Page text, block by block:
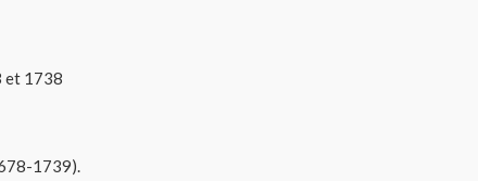
et 1738
1739).